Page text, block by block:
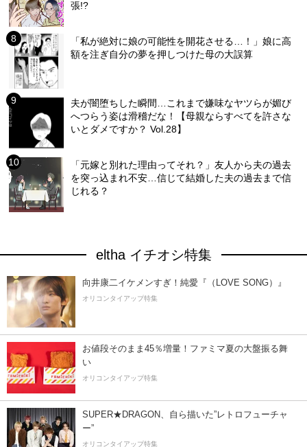
張!?
「私が絶対に娘の可能性を開花させる…！」娘に高
額を注ぎ自分の夢を押しつけた母の大誤算
夫が闇堕ちした瞬間…これまで嫌味なヤツらが媚び
へつらう姿は滑稽だな！【母親ならすべてを許さな
いとダメですか？ Vol.28】
「元嫁と別れた理由ってそれ？」友人から夫の過去
を突っ込まれ不安…信じて結婚した夫の過去まで信
じれる？
eltha イチオシ特集
向井康二イケメンすぎ！純愛『（LOVE SONG）』
オリコンタイアップ特集
お値段そのまま45％増量！ファミマ夏の大盤振る舞
い
オリコンタイアップ特集
SUPER★DRAGON、自ら描いた”レトロフューチャ
ー”
オリコンタイアップ特集